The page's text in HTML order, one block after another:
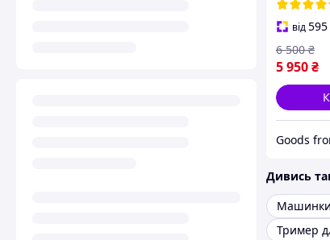
від595
5 950₴
6 500 ₴
Дивись
Тример